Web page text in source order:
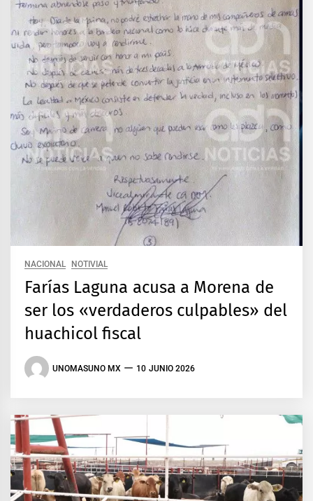
NACIONAL NOTIVIAL
Farías Laguna acusa a Morena de
ser los «verdaderos culpables» del
huachicol fiscal
UNOMASUNO MX 10 JUNIO 2026